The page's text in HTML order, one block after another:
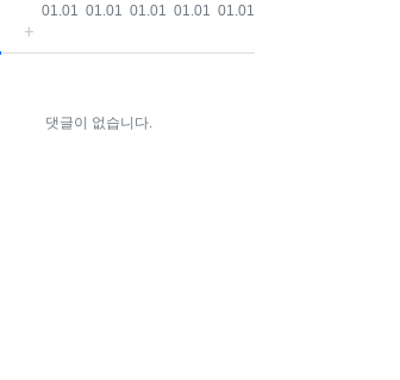
등록일
01.01
등록일
01.01
등록일
01.01
등록일
01.01
등록일
01.01
댓글이 없습니다.